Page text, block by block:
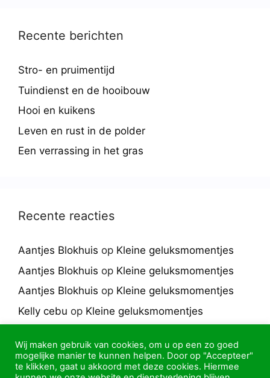
Recente berichten
Stro- en pruimentijd
Tuindienst en de hooibouw
Hooi en kuikens
Leven en rust in de polder
Een verrassing in het gras
Recente reacties
Aantjes Blokhuis op Kleine geluksmomentjes
Aantjes Blokhuis op Kleine geluksmomentjes
Aantjes Blokhuis op Kleine geluksmomentjes
Kelly cebu op Kleine geluksmomentjes
Wij maken gebruik van cookies, om u op een zo goed
mogelijke manier te kunnen helpen. Door op "Accepteer"
te klikken, gaat u akkoord met deze cookies. Hiermee